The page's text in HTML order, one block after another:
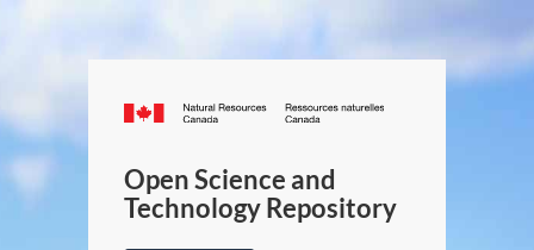
Canada.ca
/
Canada
Open Science and
Technology Repository